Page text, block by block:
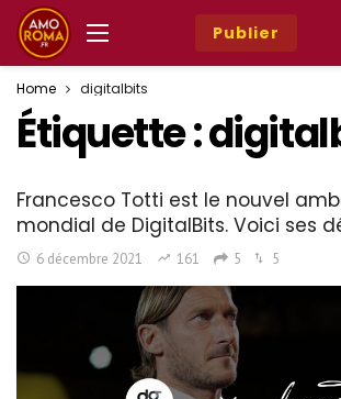
Publier
Home digitalbits
Étiquette :
Francesco Totti est le nouvel
mondial de DigitalBits. Voici ses
6 décembre 2021 161 5 5